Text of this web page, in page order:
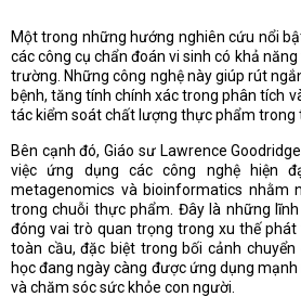
Một trong những hướng nghiên cứu nổi
các công cụ chẩn đoán vi sinh có khả
trường. Những công nghệ này giúp rút
bệnh, tăng tính chính xác trong phân tích
tác kiểm soát chất lượng thực phẩm trong
Bên cạnh đó, Giáo sư Lawrence
việc ứng dụng các công nghệ hiện
metagenomics và bioinformatics nhằm
trong chuỗi thực phẩm. Đây là những
đóng vai trò quan trọng trong xu thế phát
toàn cầu, đặc biệt trong bối cảnh
học đang ngày càng được ứng dụng
và chăm sóc sức khỏe con người.